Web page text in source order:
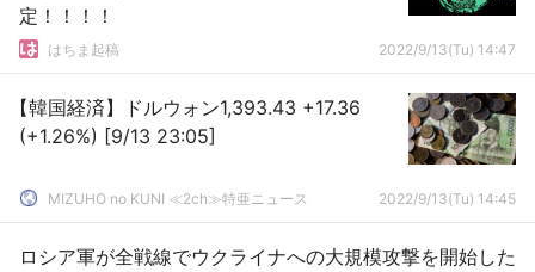
定！！！！
はちま起稿 2022/9/13(Tu) 14:47
【韓国経済】ドルウォン1,393.43 +17.36
(+1.26%) [9/13 23:05]
MIZUHO no KUNI ≪2ch≫特亜ニュース 2022/9/13(Tu) 14:45
ロシア軍が全戦線でウクライナへの大規模攻撃を開始した